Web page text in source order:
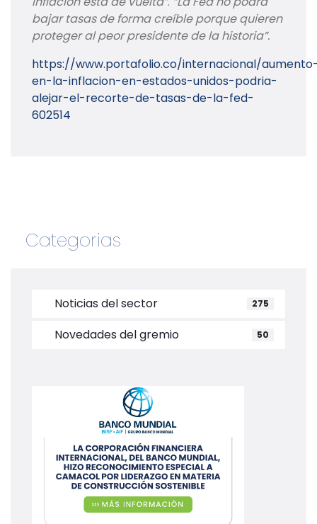
bajar tasas de forma creíble porque quieren
proteger al peor presidente de la historia”.
https://www.portafolio.co/internacional/
en-la-inflacion-en-estados-unidos-podria-
alejar-el-recorte-de-tasas-de-la-fed-
602514
Categorias
Noticias del sector 275
Novedades del gremio 50